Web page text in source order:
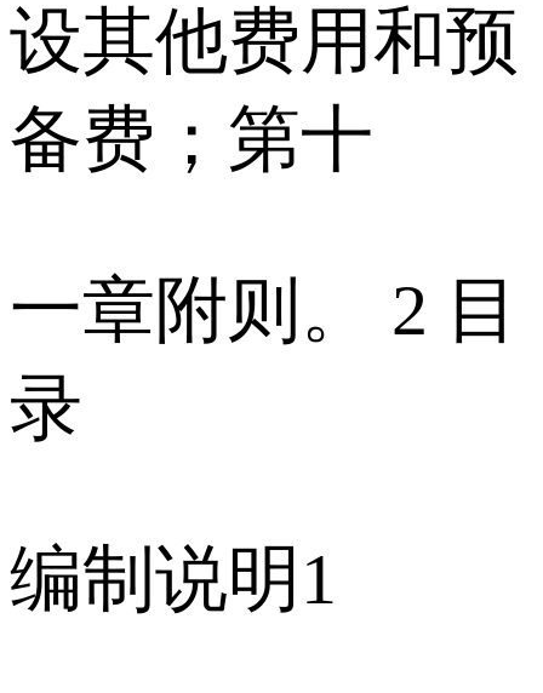
设其他费用和预
备费；第十
一章附则。 2 目
录
编制说明1